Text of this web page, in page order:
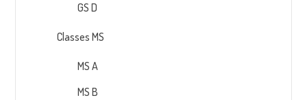
GS D
Classes MS
MS A
MS B